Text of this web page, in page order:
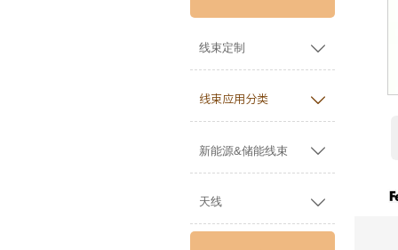
线束定制 
线束应用分类 
新能源&储能线束 
天线 